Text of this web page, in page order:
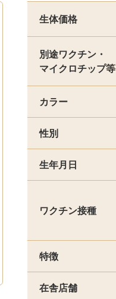
生体価格
別途ワクチン・
マイクロチップ等
カラー
性別
生年月日
ワクチン接種
特徴
在舎店舗